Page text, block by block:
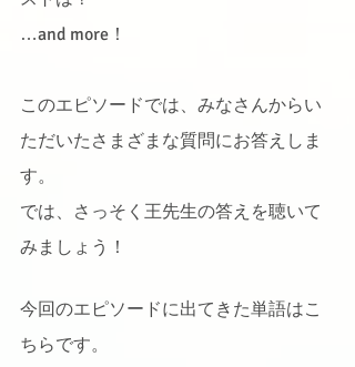
…and more！
このエピソードでは、みなさんからい
ただいたさまざまな質問にお答えしま
す。
では、さっそく王先生の答えを聴いて
みましょう！
今回のエピソードに出てきた単語はこ
ちらです。